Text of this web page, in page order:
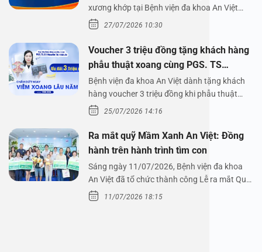
xương khớp tại Bệnh viện đa khoa An Việt
Bệnh viện đa…
27/07/2026 10:30
Voucher 3 triệu đồng tặng khách hàng
phẫu thuật xoang cùng PGS. TS
Nguyễn Thị Hoài An
Bệnh viện đa khoa An Việt dành tặng khách
hàng voucher 3 triệu đồng khi phẫu thuật
xoang cùng PGS.…
25/07/2026 14:16
Ra mắt quỹ Mầm Xanh An Việt: Đồng
hành trên hành trình tìm con
Sáng ngày 11/07/2026, Bệnh viện đa khoa
An Việt đã tổ chức thành công Lễ ra mắt Quỹ
Mầm Xanh…
11/07/2026 18:15